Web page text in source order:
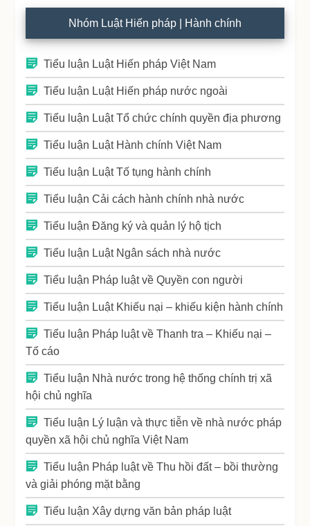
Nhóm Luật Hiến pháp | Hành chính
Tiểu luận Luật Hiến pháp Việt Nam
Tiểu luận Luật Hiến pháp nước ngoài
Tiểu luận Luật Tổ chức chính quyền địa phương
Tiểu luận Luật Hành chính Việt Nam
Tiểu luận Luật Tố tụng hành chính
Tiểu luận Cải cách hành chính nhà nước
Tiểu luận Đăng ký và quản lý hộ tịch
Tiểu luận Luật Ngân sách nhà nước
Tiểu luận Pháp luật về Quyền con người
Tiểu luận Luật Khiếu nại – khiếu kiện hành chính
Tiểu luận Pháp luật về Thanh tra – Khiếu nại –
Tố cáo
Tiểu luận Nhà nước trong hệ thống chính trị xã
hội chủ nghĩa
Tiểu luận Lý luận và thực tiễn về nhà nước pháp
quyền xã hội chủ nghĩa Việt Nam
Tiểu luận Pháp luật về Thu hồi đất – bồi thường
và giải phóng mặt bằng
Tiểu luận Xây dựng văn bản pháp luật